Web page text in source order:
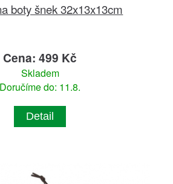
boty šnek 32x13x13cm
Cena: 499 Kč
Skladem
Doručíme do: 11.8.
Detail